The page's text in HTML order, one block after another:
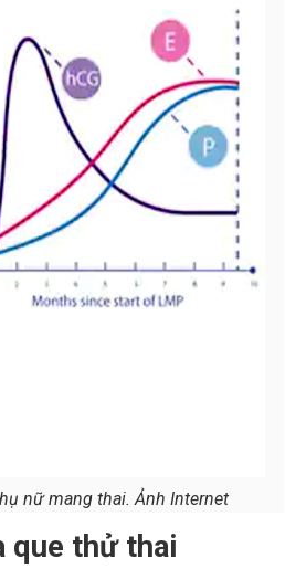
nữ mang thai. Ảnh Internet
que thử thai